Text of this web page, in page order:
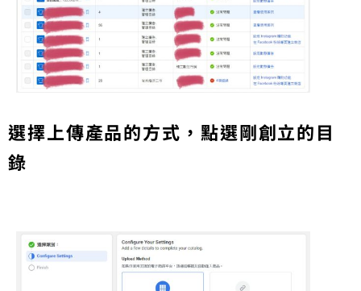
選擇上傳產品的方式，點選剛創立的目
錄